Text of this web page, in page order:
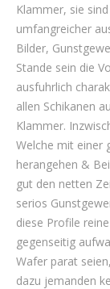
Klammer, sie
umfangreicher
Bilder,
Stande sein die
ausfuhrlich
allen Schikanen
Klammer.
Welche mit einer
herangehen &
gut den netten
serios
diese Profile
gegenseitig
Wafer parat
dazu jemanden